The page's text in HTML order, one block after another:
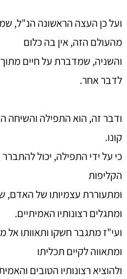
ועל כן העצה הראשונה הנ"ל,
מהעולם הזה, אין בה כלום
והשניה, שמדברת על חיים
לדבר אחר.
ודבר זה, הוא התפילה והשיחה
קונו.
כי על ידי התפילה, יכול
הקליפות
ומתעוררת עצמיותו של האדם,
ומתגלים רצונותיו האמיתיים.
ועי"ז מתגבר חשקו ותאוותו אל
ומתאווה לקיים תכליתו
ולהוציא רצונותיו הטובים